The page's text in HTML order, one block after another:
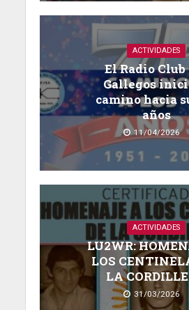
ACTIVIDADES
El Radio Club
Gallegos
camino hacia
años
11/04/2026
ACTIVIDADES
LU2WR:
LOS
LA
31/03/2026